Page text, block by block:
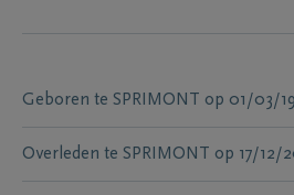
Geboren te SPRIMONT op 01/03/
Overleden te SPRIMONT op 17/12/